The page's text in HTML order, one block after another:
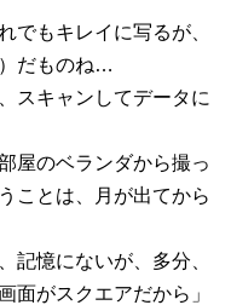
でもキレイに写るが、
だものね…
スキャンしてデータに
屋のベランダから撮っ
ことは、月が出てから
記憶にないが、多分、
面がスクエアだから」